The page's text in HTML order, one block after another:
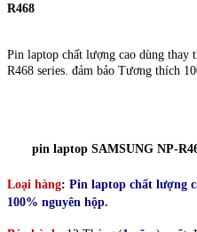
R468
Pin laptop chất lượng cao dùng thay
R468 series. đảm bảo Tương thích
pin laptop SAMSUNG NP-
Loại hàng: Pin laptop chất lượng
100% nguyên hộp.